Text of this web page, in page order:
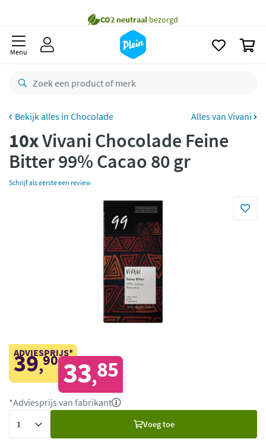
Gratis
Bestelling uiterlijkmaandag
retourneren
CO2 neutraal
Betaal met Klarna
Menu
Chocolade Alles van Vivani
10xVivani Chocolade Feine
Bitter 99% Cacao 80 gr
Schrijf als eerste een review
ADVIESPRIJS*
39,90 33,85
*Adviesprijs van fabrikant
Voeg toe